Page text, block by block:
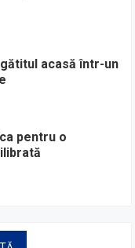
acasă într-un
pentru o